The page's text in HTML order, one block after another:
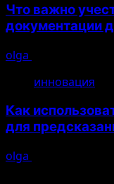
Что важно
документации
olga
инновация
Как
для
olga